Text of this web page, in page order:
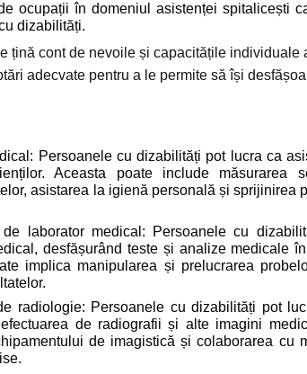
ocupații în domeniul asistenței spitalicești
dizabilități.
țină cont de nevoile și capacitățile individuale
adecvate pentru a le permite să își
Persoanele cu dizabilități pot lucra ca
Aceasta poate include măsurarea
asistarea la igienă personală și sprijinirea
de laborator medical: Persoanele cu
desfășurând teste și analize medicale
implica manipularea și prelucrarea
radiologie: Persoanele cu dizabilități pot
de radiografii și alte imagini
de imagistică și colaborarea cu